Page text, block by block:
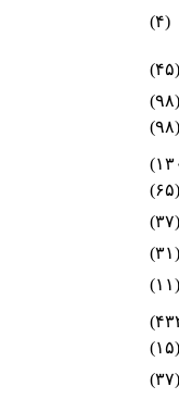
(۴)
(۴۵)
(۹۸)
(۹۸)
(۶۵)
(۳۷)
(۳۱)
(۱۱)
(۱۵)
(۳۷)